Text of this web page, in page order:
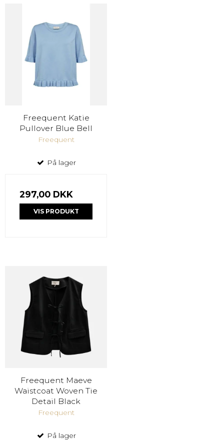
Freequent Katie
Pullover Blue Bell
Freequent
På lager
297,00 DKK
VIS PRODUKT
Freequent Maeve
Waistcoat Woven Tie
Detail Black
Freequent
På lager